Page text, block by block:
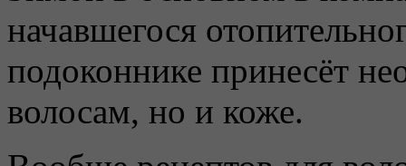
начавшегося
подоконнике принесёт
волосам, но и коже.